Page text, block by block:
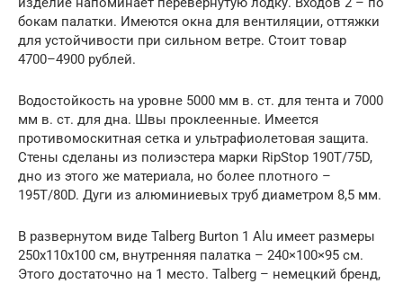
бокам палатки. Имеются окна для вентиляции, оттяжки
для устойчивости при сильном ветре. Стоит товар
4700–4900 рублей.
Водостойкость на уровне 5000 мм в. ст. для тента и 7000
мм в. ст. для дна. Швы проклеенные. Имеется
противомоскитная сетка и ультрафиолетовая защита.
Стены сделаны из полиэстера марки RipStop 190T/75D,
дно из этого же материала, но более плотного –
195T/80D. Дуги из алюминиевых труб диаметром 8,5 мм.
В развернутом виде Talberg Burton 1 Alu имеет размеры
250x110x100 см, внутренняя палатка – 240×100×95 см.
Этого достаточно на 1 место. Talberg – немецкий бренд,